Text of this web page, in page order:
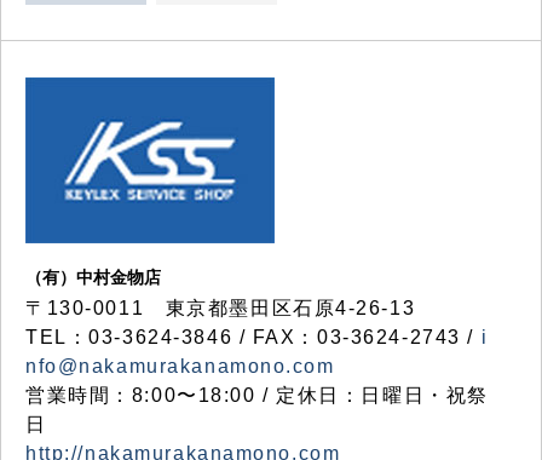
（有）中村金物店
〒130-0011 東京都墨田区石原4-26-13
TEL：03-3624-3846 / FAX：03-3624-2743 / i
nfo@nakamurakanamono.com
営業時間：8:00〜18:00 / 定休日：日曜日・祝祭
日
http://nakamurakanamono.com